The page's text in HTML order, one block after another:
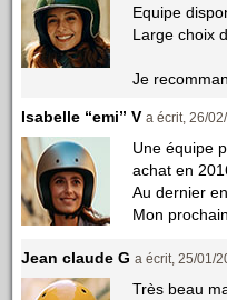
Equipe
Large choix
Je
Isabelle “emi” V a écrit, 26/02/
Une équipe
achat en
Au dernier
Mon
Jean claude G a écrit, 25/01/
Très beau